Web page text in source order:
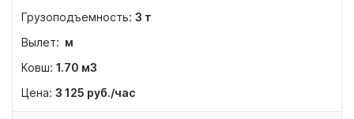
3 т
м
1.70 м3
3 125 руб./час